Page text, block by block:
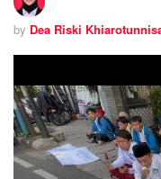
by Dea Riski